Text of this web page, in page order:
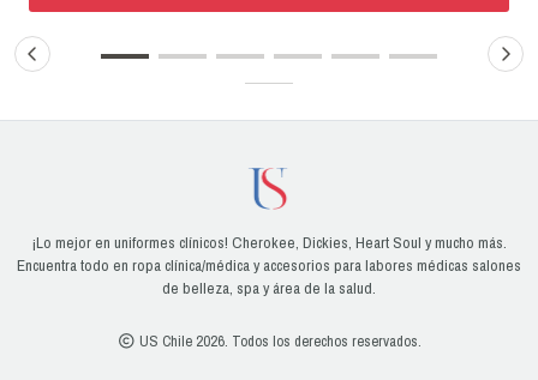
¡Lo mejor en uniformes clínicos! Cherokee, Dickies, Heart Soul y mucho más.
Encuentra todo en ropa clínica/médica y accesorios para labores médicas salones
de belleza, spa y área de la salud.
US Chile 2026. Todos los derechos reservados.